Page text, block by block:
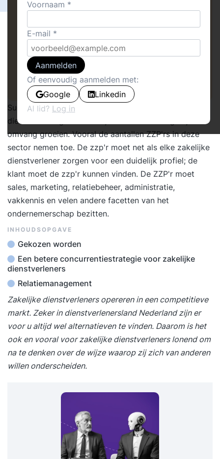
Succesfactoren en valkuilen in de zakelijke
dienstverlening. De zakelijke dienstverlening blijft in
omvang groeien. Vooral de aantallen ZZP'rs in deze
sector nemen toe. De zzp'r moet net als elke zakelijke
dienstverlener zorgen voor een duidelijk profiel; de
klant moet de zzp'r kunnen vinden. De ZZP'r moet
sales, marketing, relatiebeheer, administratie,
vakkennis en velen andere facetten van het
ondernemerschap bezitten.
INHOUDSOPGAVE
Gekozen worden
Een betere concurrentiestrategie voor zakelijke
dienstverleners
Relatiemanagement
Zakelijke dienstverleners opereren in een competitieve
markt. Zeker in dienstverlenersland Nederland zijn er
voor u altijd wel alternatieven te vinden. Daarom is het
ook en vooral voor zakelijke dienstverleners lonend om
na te denken over de wijze waarop zij zich van anderen
willen onderscheiden.
Voornaam
E-mail
Aanmelden
Of eenvoudig aanmelden met:
Google
Linkedin
Al lid? Log in